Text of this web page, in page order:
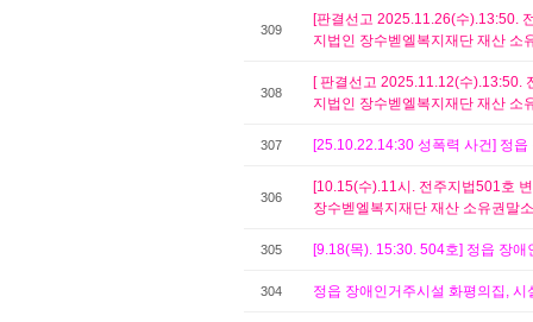
309
[판결선고 2025.11.26(수).13:50.
지법인 장수벧엘복지재단 재산 소
308
[ 판결선고 2025.11.12(수).13:50.
지법인 장수벧엘복지재단 재산 소
307 [25.10.22.14:30 성폭력 사건] 정
306
[10.15(수).11시. 전주지법501호
장수벧엘복지재단 재산 소유권말
305 [9.18(목). 15:30. 504호] 정읍 장
304 정읍 장애인거주시설 화평의집,